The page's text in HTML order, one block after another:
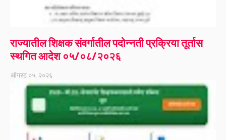
राज्यातील शिक्षक संवर्गातील पदोन्नती प्रक्रिया तूर्तास
स्थगित आदेश ०५/०८/२०२६
ऑगस्ट ०५, २०२६